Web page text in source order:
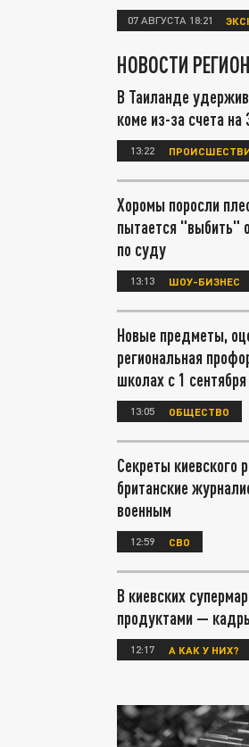
07 АВГУСТА 18:21
НОВОСТИ
В Таиланде
коме из-за счета
13:22
Хоромы поросли
пытается "выбить"
по суду
13:13 ШОУ-БИЗНЕС
Новые предметы,
региональная
школах с 1 сентября
13:05 ОБЩЕСТВО
Секреты киевского
британские
военным
12:59 СВО
В киевских
продуктами —
12:17 А КАК У НИХ?